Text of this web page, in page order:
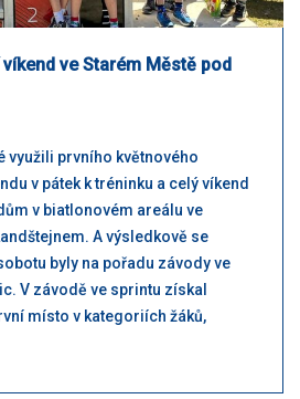
ve Starém Městě pod
využili prvního květnového
v pátek k tréninku a celý víkend
v biatlonovém areálu ve
A výsledkově se
byly na pořadu závody ve
V závodě ve sprintu získal
místo v kategoriích žáků,